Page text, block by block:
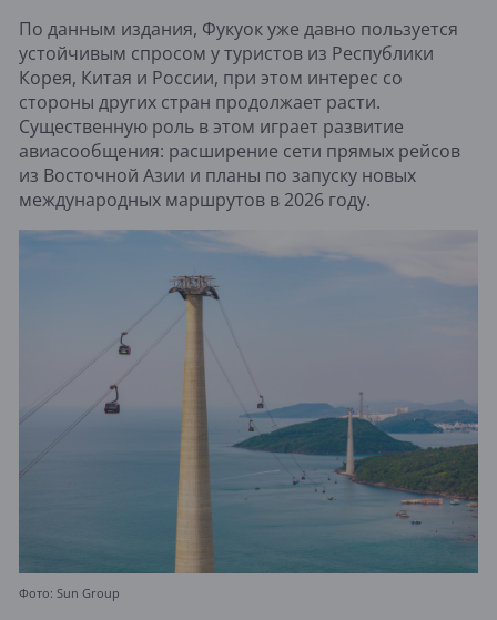
По данным издания, Фукуок уже давно пользуется
устойчивым спросом у туристов из Республики
Корея, Китая и России, при этом интерес со
стороны других стран продолжает расти.
Существенную роль в этом играет развитие
авиасообщения: расширение сети прямых рейсов
из Восточной Азии и планы по запуску новых
международных маршрутов в 2026 году.
Фото: Sun Group